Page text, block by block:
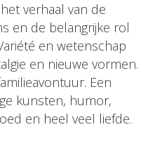
verhaal van de
en de belangrijke rol
en wetenschap
en nieuwe vormen.
Een
kunsten, humor,
en heel veel liefde.